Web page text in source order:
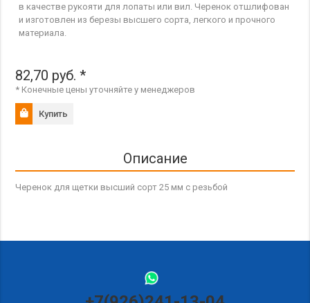
в качестве рукояти для лопаты или вил. Черенок отшлифован
и изготовлен из березы высшего сорта, легкого и прочного
материала.
82,70 руб.*
* Конечные цены уточняйте у менеджеров
Купить
Описание
Черенок для щетки высший сорт 25 мм с резьбой